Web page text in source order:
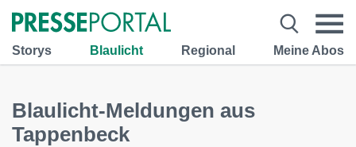
Storys Blaulicht Regional Meine Abos
Blaulicht-Meldungen aus
Tappenbeck